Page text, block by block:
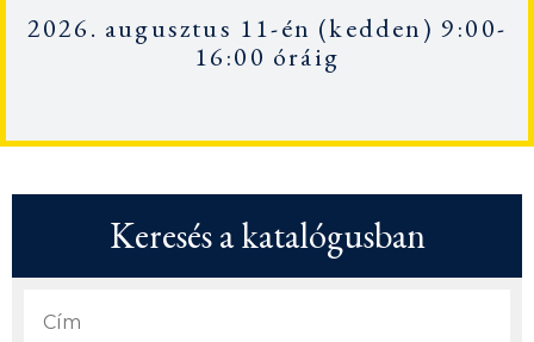
2026. augusztus 11-én (kedden) 9:00-
16:00 óráig
Keresés a katalógusban